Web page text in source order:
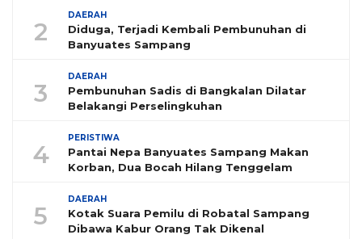
2
DAERAH
Diduga, Terjadi Kembali Pembunuhan di
Banyuates Sampang
3
DAERAH
Pembunuhan Sadis di Bangkalan Dilatar
Belakangi Perselingkuhan
4
PERISTIWA
Pantai Nepa Banyuates Sampang Makan
Korban, Dua Bocah Hilang Tenggelam
5
DAERAH
Kotak Suara Pemilu di Robatal Sampang
Dibawa Kabur Orang Tak Dikenal